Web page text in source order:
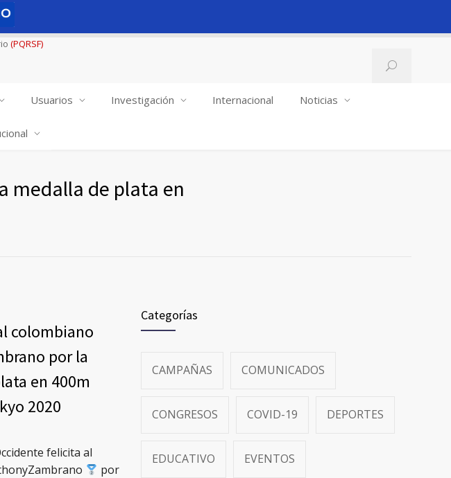
(PQRSF)
Usuarios Investigación Internacional Noticias
medalla de plata en
colombiano
por la
en 400m
2020
felicita al
por
Categorías
CAMPAÑAS COMUNICADOS
CONGRESOS COVID-19 DEPORTES
EDUCATIVO EVENTOS